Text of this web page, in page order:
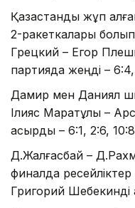
Қазақстандық жұп
2-ракеткалары болып
Грецкий – Егор
партияда жеңді –
Дамир мен Даниял
Ілияс Маратұлы –
асырды – 6:1, 2:6,
Д.Жалғасбай –
финалда
Григорий Шебекинді